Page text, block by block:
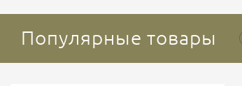
Популярные товары